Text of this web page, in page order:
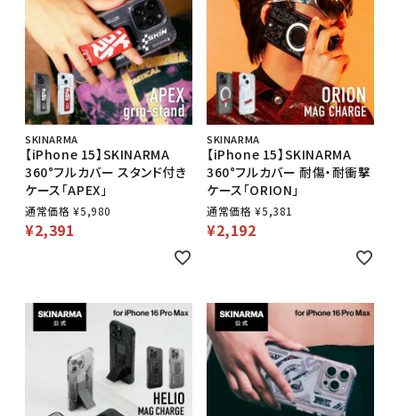
SKINARMA
【iPhone 15】SKINARMA
360°フルカバー スタンド付き
ケース「APEX」
通常価格 ¥5,980
¥2,391
SKINARMA
【iPhone 15】SKINARMA
360°フルカバー 耐傷・耐衝撃
ケース「ORION」
通常価格 ¥5,381
¥2,192